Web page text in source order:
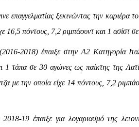
επαγγελματίας ξεκινώντας την
16,5 πόντους, 7,2 ριμπάουντ και 1 ασίστ σε
2018) έπαιξε στην Α2 Κατηγορία
1 τάπα σε 30 αγώνες ως παίκτης της
με την οποία είχε 14 πόντους, 7,2
2018-19 έπαιξε για λογαριασμό της